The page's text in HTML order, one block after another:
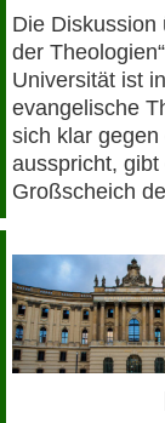
Die Diskussion
der
Universität ist
evangelische
sich klar gegen
ausspricht,
Großscheich